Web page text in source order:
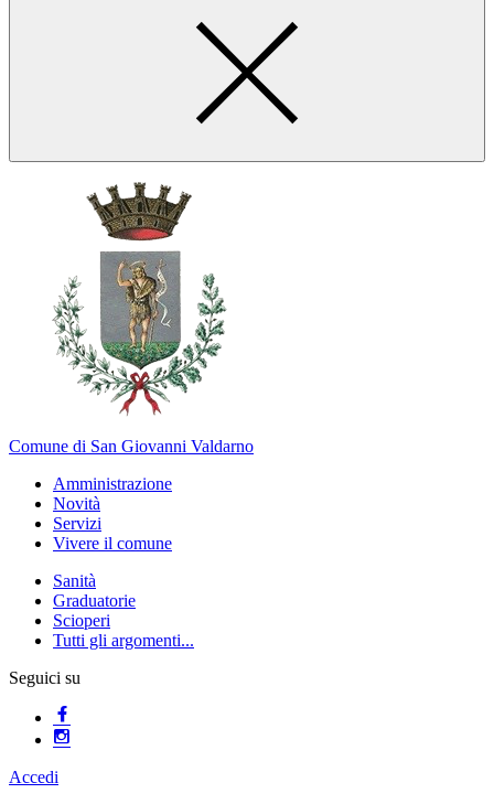
Comune di San Giovanni Valdarno
Amministrazione
Novità
Servizi
Vivere il comune
Sanità
Graduatorie
Scioperi
Tutti gli argomenti...
Seguici su
Accedi